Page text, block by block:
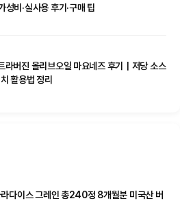
성비·실사용 후기·구매 팁
라버진 올리브오일 마요네즈 후기｜저당 소스
활용법 정리
다이스 그레인 총240정 8개월분 미국산 버